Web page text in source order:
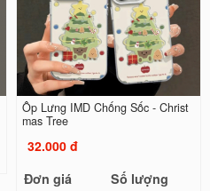
Ốp Lưng IMD Chống Sốc - Christ
mas Tree
32.000 đ
Đơn giá
Số lượng